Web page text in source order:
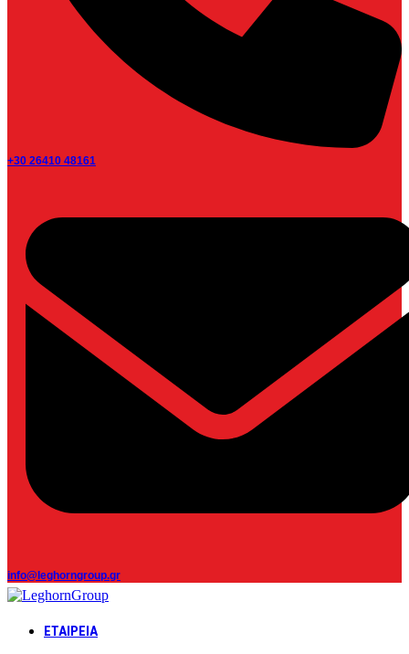
+30 26410 48161
info@leghorngroup.gr
ΕΤΑΙΡΕΊΑ